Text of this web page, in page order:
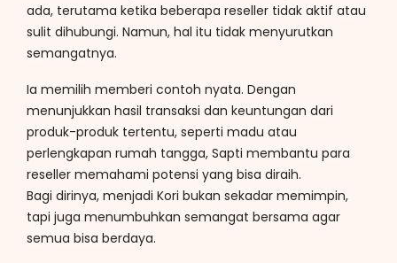
ada, terutama ketika beberapa reseller tidak aktif atau
sulit dihubungi. Namun, hal itu tidak menyurutkan
semangatnya.
Ia memilih memberi contoh nyata. Dengan
menunjukkan hasil transaksi dan keuntungan dari
produk-produk tertentu, seperti madu atau
perlengkapan rumah tangga, Sapti membantu para
reseller memahami potensi yang bisa diraih.
Bagi dirinya, menjadi Kori bukan sekadar memimpin,
tapi juga menumbuhkan semangat bersama agar
semua bisa berdaya.